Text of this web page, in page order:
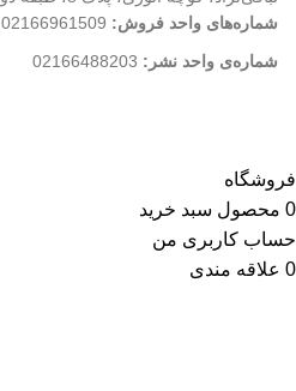
شماره‌های واحد فروش: 02166961509 و 02166497050
شماره‌‌ی واحد نشر:
فروشگاه
0 محصول سبد خرید
حساب کاربری من
0 علاقه مندی